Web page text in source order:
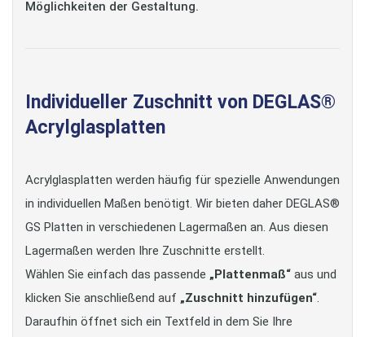
Möglichkeiten der Gestaltung.
Individueller Zuschnitt von DEGLAS®
Acrylglasplatten
Acrylglasplatten werden häufig für spezielle Anwendungen
in individuellen Maßen benötigt. Wir bieten daher DEGLAS®
GS Platten in verschiedenen Lagermaßen an. Aus diesen
Lagermaßen werden Ihre Zuschnitte erstellt.
Wählen Sie einfach das passende „Plattenmaß“ aus und
klicken Sie anschließend auf „Zuschnitt hinzufügen“.
Daraufhin öffnet sich ein Textfeld in dem Sie Ihre